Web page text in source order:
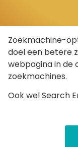
Zoekmachine-
doel een betere
webpagina in de
zoekmachines.
Ook wel Search